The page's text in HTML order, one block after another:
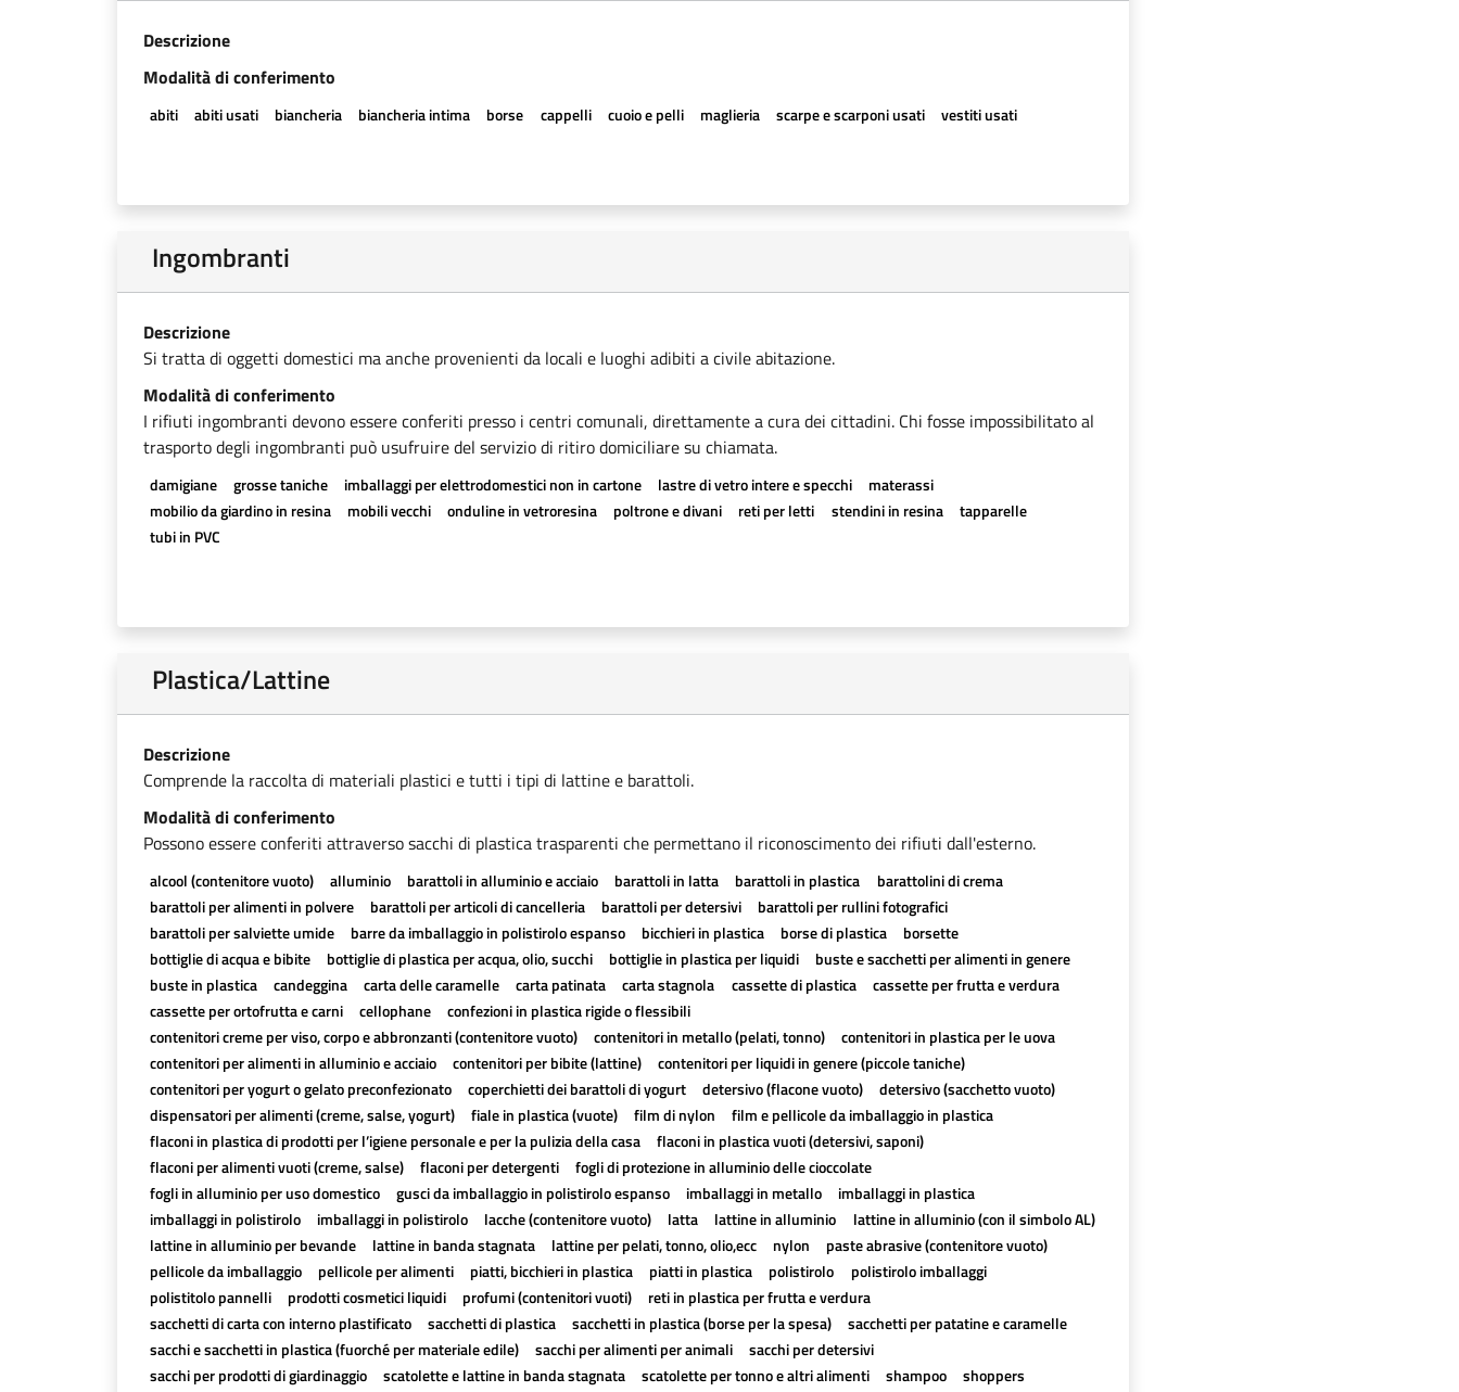
Descrizione
Modalità di conferimento
abiti abiti usati biancheria biancheria intima borse cappelli cuoio e pelli maglieria scarpe e scarponi usati vestiti usati
Ingombranti
Descrizione
Si tratta di oggetti domestici ma anche provenienti da locali e luoghi adibiti a civile abitazione.
Modalità di conferimento
I rifiuti ingombranti devono essere conferiti presso i centri comunali, direttamente a cura dei cittadini. Chi fosse impossibilitato al
trasporto degli ingombranti può usufruire del servizio di ritiro domiciliare su chiamata.
damigiane grosse taniche imballaggi per elettrodomestici non in cartone lastre di vetro intere e specchi
materassi
mobilio da giardino in resina
mobili vecchi onduline in vetroresina poltrone e divani reti per letti stendini in resina
tapparelle
tubi in PVC
Plastica/Lattine
Descrizione
Comprende la raccolta di materiali plastici e tutti i tipi di lattine e barattoli.
Modalità di conferimento
Possono essere conferiti attraverso sacchi di plastica trasparenti che permettano il riconoscimento dei rifiuti dall'esterno.
alcool (contenitore vuoto) alluminio barattoli in alluminio e acciaio barattoli in latta barattoli in plastica
barattolini di crema
barattoli per alimenti in polvere
barattoli per articoli di cancelleria barattoli per detersivi
barattoli per rullini fotografici
barattoli per salviette umide
barre da imballaggio in polistirolo espanso bicchieri in plastica borse di plastica
borsette
bottiglie di acqua e bibite
bottiglie di plastica per acqua, olio, succhi bottiglie in plastica per liquidi
buste e sacchetti per alimenti in genere
buste in plastica
candeggina carta delle caramelle carta patinata carta stagnola cassette di plastica
cassette per frutta e verdura
cassette per ortofrutta e carni
cellophane
confezioni in plastica rigide o flessibili
contenitori creme per viso, corpo e abbronzanti (contenitore vuoto)
contenitori in metallo (pelati, tonno)
contenitori in plastica per le uova
contenitori per alimenti in alluminio e acciaio
contenitori per bibite (lattine)
contenitori per liquidi in genere (piccole taniche)
contenitori per yogurt o gelato preconfezionato
coperchietti dei barattoli di yogurt detersivo (flacone vuoto)
detersivo (sacchetto vuoto)
dispensatori per alimenti (creme, salse, yogurt)
fiale in plastica (vuote) film di nylon
film e pellicole da imballaggio in plastica
flaconi in plastica di prodotti per l’igiene personale e per la pulizia della casa
flaconi in plastica vuoti (detersivi, saponi)
flaconi per alimenti vuoti (creme, salse)
flaconi per detergenti
fogli di protezione in alluminio delle cioccolate
fogli in alluminio per uso domestico
gusci da imballaggio in polistirolo espanso imballaggi in metallo
imballaggi in plastica
imballaggi in polistirolo
imballaggi in polistirolo lacche (contenitore vuoto) latta lattine in alluminio
lattine in alluminio (con il simbolo AL)
lattine in alluminio per bevande
lattine in banda stagnata lattine per pelati, tonno, olio,ecc nylon
paste abrasive (contenitore vuoto)
pellicole da imballaggio
pellicole per alimenti piatti, bicchieri in plastica piatti in plastica polistirolo
polistirolo imballaggi
polistitolo pannelli
prodotti cosmetici liquidi profumi (contenitori vuoti)
reti in plastica per frutta e verdura
sacchetti di carta con interno plastificato
sacchetti di plastica sacchetti in plastica (borse per la spesa)
sacchetti per patatine e caramelle
sacchi e sacchetti in plastica (fuorché per materiale edile)
sacchi per alimenti per animali
sacchi per detersivi
sacchi per prodotti di giardinaggio
scatolette e lattine in banda stagnata scatolette per tonno e altri alimenti shampoo
shoppers